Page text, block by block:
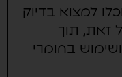
למצוא בדיוק
תוך
בחומרי